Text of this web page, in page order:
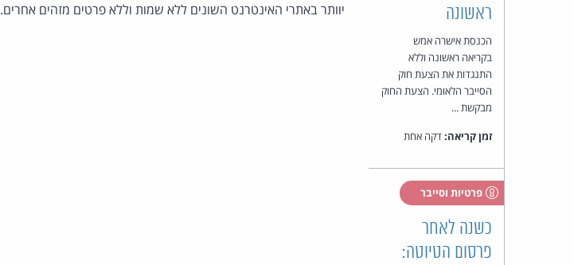
ראשונה
הכנסת אישרה אמש
בקריאה ראשונה וללא
התנגדות את הצעת חוק
הסייבר הלאומי. הצעת החוק
מבקשת ...
זמן קריאה:דקה אחת
פרטיות וסייבר
כשנה לאחר
פרסום הטיוטה:
יוותר באתרי האינטרנט השונים ללא שמות וללא פרטים מזהים אחרים.